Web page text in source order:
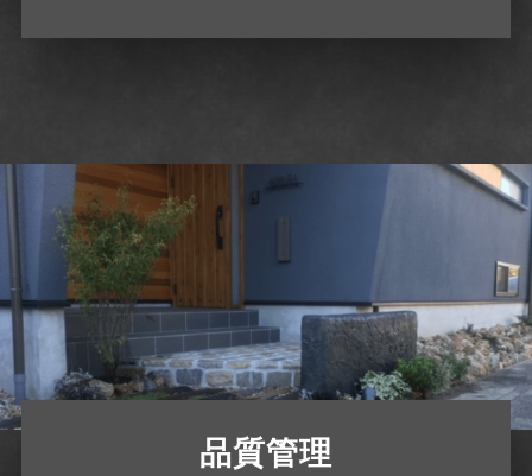
品質管理